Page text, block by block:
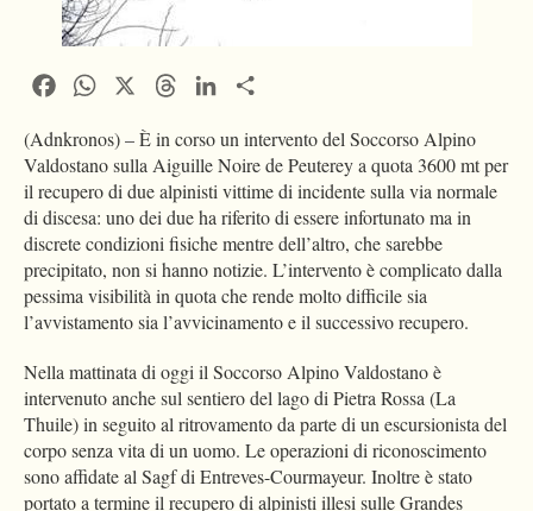
FacebookWhatsApp ThreadsLinkedIn
(Adnkronos) – È in corso un intervento del Soccorso Alpino
Valdostano sulla Aiguille Noire de Peuterey a quota 3600 mt per
il recupero di due alpinisti vittime di incidente sulla via normale
di discesa: uno dei due ha riferito di essere infortunato ma in
discrete condizioni fisiche mentre dell’altro, che sarebbe
precipitato, non si hanno notizie. L’intervento è complicato dalla
pessima visibilità in quota che rende molto difficile sia
l’avvistamento sia l’avvicinamento e il successivo recupero.
Nella mattinata di oggi il Soccorso Alpino Valdostano è
intervenuto anche sul sentiero del lago di Pietra Rossa (La
Thuile) in seguito al ritrovamento da parte di un escursionista del
corpo senza vita di un uomo. Le operazioni di riconoscimento
sono affidate al Sagf di Entreves-Courmayeur. Inoltre è stato
portato a termine il recupero di alpinisti illesi sulle Grandes